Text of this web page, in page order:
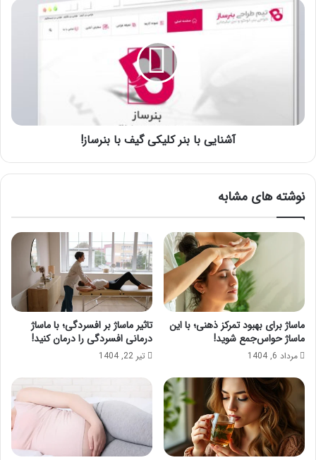
آشنایی
آشنایی با بنر کلیکی گیف با بنرساز!
نوشته های مشابه
ماساژ برای بهبود تمرکز ذهنی؛ با این
ماساژ حواس‌جمع شوید!
مرداد 6, 1404
تاثیر ماساژ بر افسردگی؛ با ماساژ
درمانی افسردگی را درمان کنید!
تیر 22, 1404